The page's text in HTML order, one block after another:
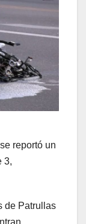
reportó un
3,
de Patrullas